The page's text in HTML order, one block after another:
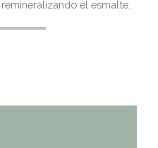
el esmalte.